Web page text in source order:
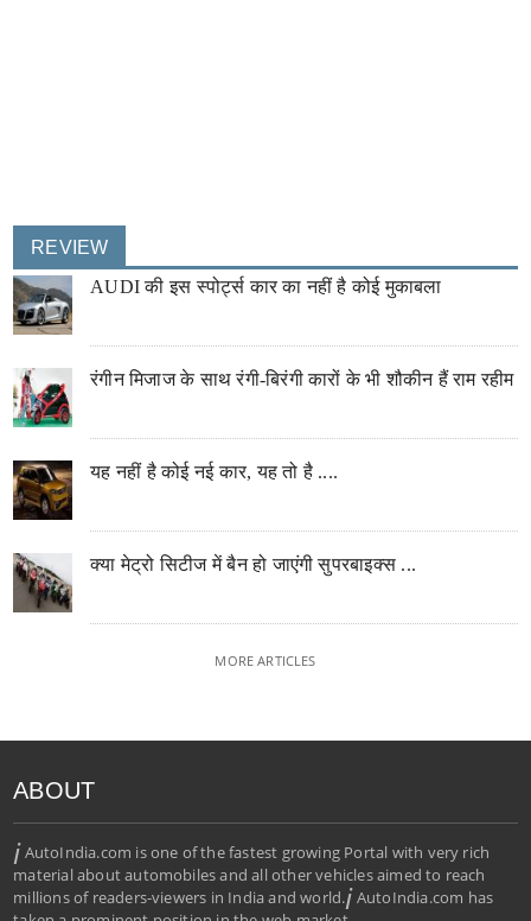
REVIEW
AUDI की इस स्पोर्ट्स कार का नहीं है कोई मुकाबला
रंगीन मिजाज के साथ रंगी-बिरंगी कारों के भी शौकीन हैं राम रहीम
यह नहीं है कोई नई कार, यह तो है ....
क्या मेट्रो सिटीज में बैन हो जाएंगी सुपरबाइक्स ...
MORE ARTICLES
ABOUT
iAutoIndia.com is one of the fastest growing Portal with very rich
material about automobiles and all other vehicles aimed to reach
millions of readers-viewers in India and world.iAutoIndia.com has